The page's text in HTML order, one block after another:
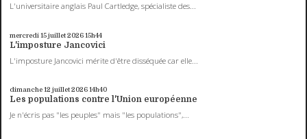
L'universitaire anglais Paul Cartledge, spécialiste des...
mercredi 15juillet 202615h44
L'imposture Jancovici
L'imposture Jancovici mérite d'être disséquée car elle...
dimanche 12 juillet 202614h40
Les populations contre l'Union européenne
Je n'écris pas "les peuples" mais "les populations",...